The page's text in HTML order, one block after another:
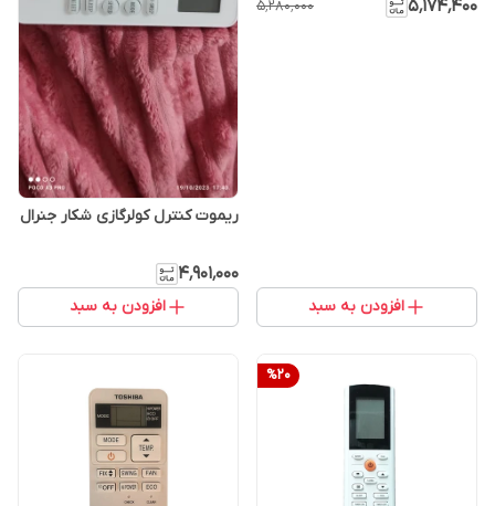
۵٬۱۷۴٬۴۰۰ ۵٬۲۸۰٬۰۰۰
افزودن به سبد
ریموت کنترل کولرگازی شکار جنرال
۴٬۹۰۱٬۰۰۰
افزودن به سبد
%20